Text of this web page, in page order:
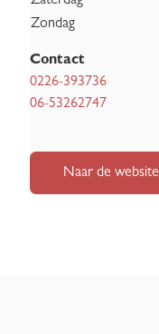
Zondag
Contact
0226-393736
06-53262747
Naar de website